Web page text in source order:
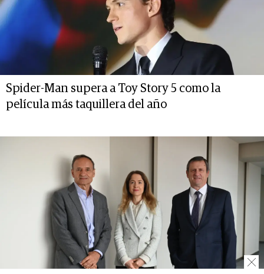
Spider-Man supera a Toy Story 5 como la
película más taquillera del año